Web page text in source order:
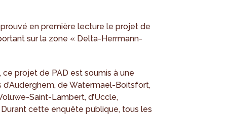
en première lecture le projet de
sur la zone « Delta-Herrmann-
, ce projet de PAD est soumis à une
de Watermael-Boitsfort,
Saint-Lambert, d’Uccle,
cette enquête publique, tous les